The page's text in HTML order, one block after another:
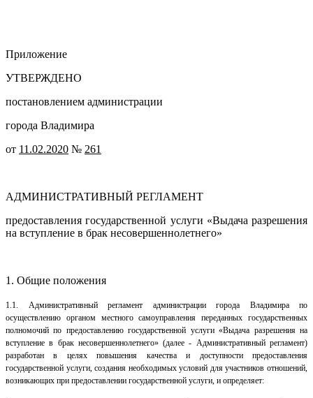
Приложение
УТВЕРЖДЕНО
постановлением администрации
города Владимира
от 11.02.2020 № 261
АДМИНИСТРАТИВНЫЙ РЕГЛАМЕНТ
предоставления государственной услуги «Выдача разрешения
на вступление в брак несовершеннолетнего»
1. Общие положения
1.1.
Административный регламент администрации города Владимира по
осуществлению органом местного самоуправления переданных государственных
полномочий по предоставлению государственной услуги «Выдача разрешения на
вступление в брак несовершеннолетнего» (далее - Административный регламент)
разработан в целях повышения качества и доступности предоставления
государственной услуги, создания необходимых условий для участников отношений,
возникающих при предоставлении государственной услуги, и определяет: